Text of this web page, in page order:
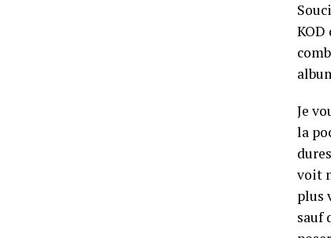
KOD
Je
la
voit
plus
sauf